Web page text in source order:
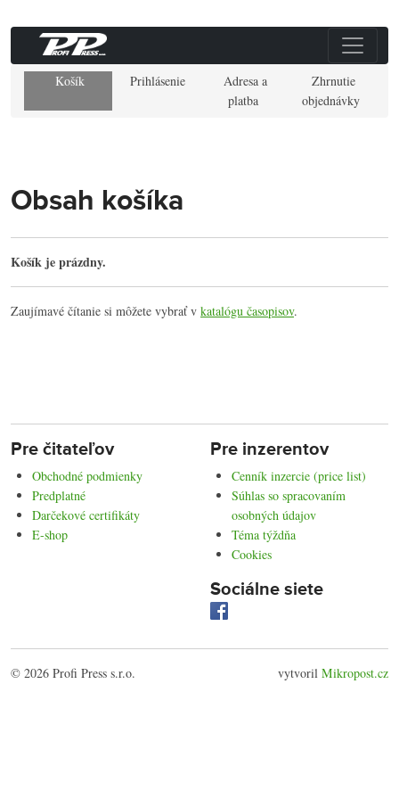
Košík Prihlásenie
Adresa a
platba
Zhrnutie
objednávky
Obsah košíka
Košík je prázdny.
Zaujímavé čítanie si môžete vybrať v katalógu časopisov.
Pre čitateľov
Obchodné podmienky
Predplatné
Darčekové certifikáty
E-shop
Pre inzerentov
Cenník inzercie (price list)
Súhlas so spracovaním
osobných údajov
Téma týždňa
Cookies
Sociálne siete
© 2026 Profi Press s.r.o. vytvoril Mikropost.cz